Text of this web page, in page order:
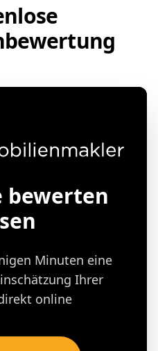
bewerten
Minuten eine
Ihrer
online